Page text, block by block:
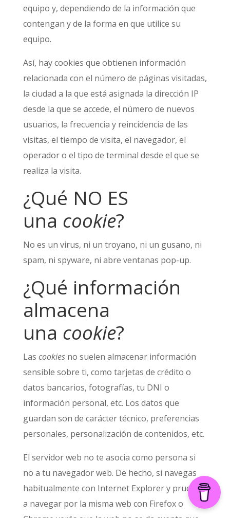
equipo y, dependiendo de la información que
contengan y de la forma en que utilice su
equipo.
Así, hay cookies que obtienen información
relacionada con el número de páginas visitadas,
la ciudad a la que está asignada la dirección IP
desde la que se accede, el número de nuevos
usuarios, la frecuencia y reincidencia de las
visitas, el tiempo de visita, el navegador, el
operador o el tipo de terminal desde el que se
realiza la visita.
¿Qué NO ES
una cookie?
No es un virus, ni un troyano, ni un gusano, ni
spam, ni spyware, ni abre ventanas pop-up.
¿Qué información
almacena
una cookie?
Las cookiesno suelen almacenar información
sensible sobre ti, como tarjetas de crédito o
datos bancarios, fotografías, tu DNI o
información personal, etc. Los datos que
guardan son de carácter técnico, preferencias
personales, personalización de contenidos, etc.
El servidor web no te asocia como persona si
no a tu navegador web. De hecho, si navegas
habitualmente con Internet Explorer y pruebas
a navegar por la misma web con Firefox o